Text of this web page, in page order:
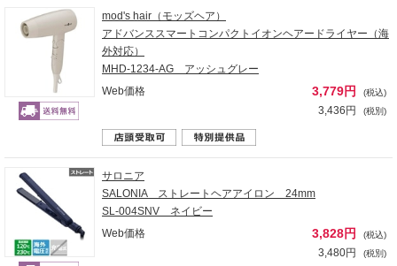
mod's hair（モッズヘア）
アドバンススマートコンパクトイオンヘアードライヤー（海
外対応）
MHD-1234-AG アッシュグレー
Web価格
3,779円 (税込)
3,436円 (税別)
サロニア
SALONIA ストレートヘアアイロン 24mm
SL-004SNV ネイビー
Web価格
3,828円 (税込)
3,480円 (税別)